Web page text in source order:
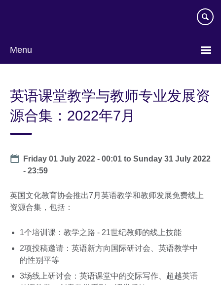
Menu
language
英语课堂教学与教师专业发展资
源合集：2022年7月
Date
Friday 01 July 2022 - 00:01 toSunday 31 July 2022
- 23:59
英国文化教育协会推出7月英语教学和教师发展免费线上
资源合集，包括：
1个培训课：教学之路 - 21世纪教师的线上技能
2项投稿邀请：英语新方向国际研讨会、英语教学中
的性别平等
3场线上研讨会：英语课堂中的交际写作、超越英语